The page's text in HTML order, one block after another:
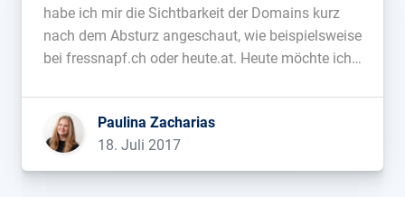
habe ich mir die Sichtbarkeit der Domains kurz
nach dem Absturz angeschaut, wie beispielsweise
bei fressnapf.ch oder heute.at. Heute möchte ich
(post.ch) werfen. Hier ist seit dem Relaunch einige
Zeit ins Land verstrichen, womit sich wunderbar
die Frage […]...
Paulina Zacharias
18. Juli 2017